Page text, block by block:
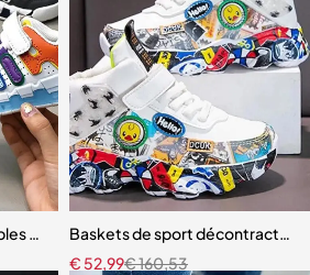
et décontractées pour enfants
Baskets de sport décontractées
€160,53
€ 52,99